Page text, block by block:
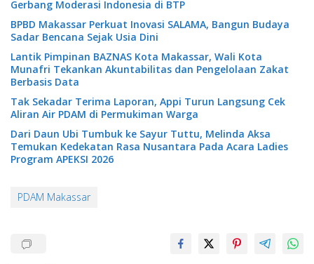
Gerbang Moderasi Indonesia di BTP
BPBD Makassar Perkuat Inovasi SALAMA, Bangun Budaya
Sadar Bencana Sejak Usia Dini
Lantik Pimpinan BAZNAS Kota Makassar, Wali Kota
Munafri Tekankan Akuntabilitas dan Pengelolaan Zakat
Berbasis Data
Tak Sekadar Terima Laporan, Appi Turun Langsung Cek
Aliran Air PDAM di Permukiman Warga
Dari Daun Ubi Tumbuk ke Sayur Tuttu, Melinda Aksa
Temukan Kedekatan Rasa Nusantara Pada Acara Ladies
Program APEKSI 2026
PDAM Makassar